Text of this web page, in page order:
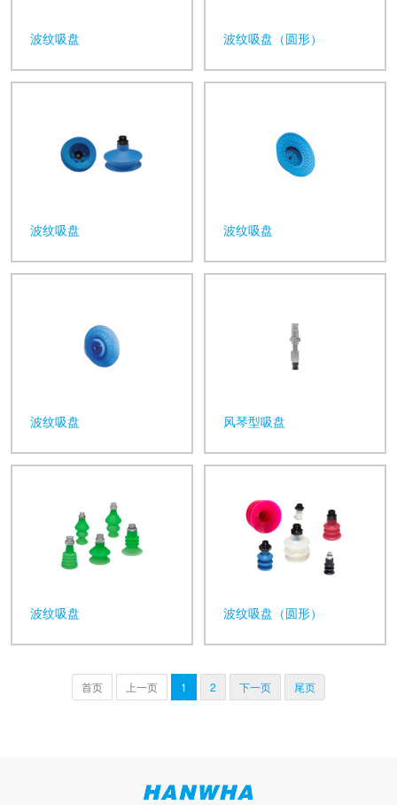
波纹吸盘 波纹吸盘（圆形）
波纹吸盘 波纹吸盘
波纹吸盘 风琴型吸盘
波纹吸盘 波纹吸盘（圆形）
首页 上一页 1 2 下一页 尾页